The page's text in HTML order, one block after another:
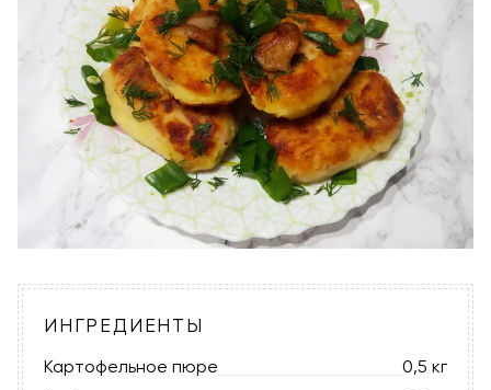
ИНГРЕДИЕНТЫ
Картофельное пюре
0,5 кг